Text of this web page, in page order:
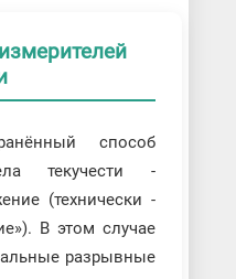
способ
текучести -
(технически -
В этом случае
разрывные